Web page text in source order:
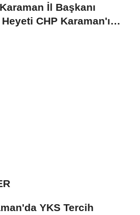
İl Başkanı
CHP Karaman'ı
YKS Tercih